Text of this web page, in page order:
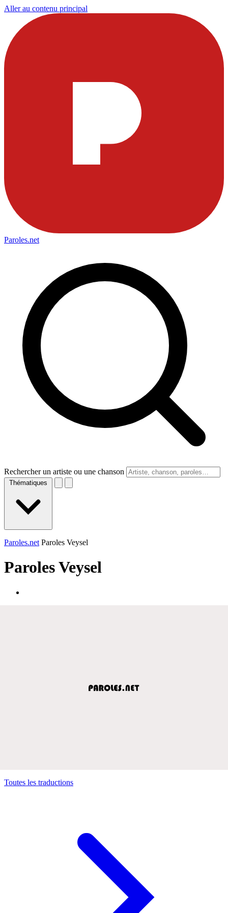
Aller au contenu principal
Paroles.net
Rechercher un artiste ou une chanson
Thématiques
Paroles.net Paroles Veysel
ParolesVeysel
Toutes les traductions